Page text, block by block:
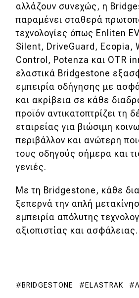
αλλάζουν συνεχώς, η
παραμένει σταθερά
τεχνολογίες όπως Enliten
Silent, DriveGuard, Ecopia,
Control, Potenza και OTR
ελαστικά Bridgestone
εμπειρία οδήγησης με
και ακρίβεια σε κάθε
προϊόν αντικατοπτρίζει τη
εταιρείας για βιώσιμη
περιβάλλον και ανώτερη
τους οδηγούς σήμερα και
γενιές.
Με τη Bridgestone, κάθε
ξεπερνά την απλή
εμπειρία απόλυτης
αξιοπιστίας και ασφάλειας.
BRIDGESTONE ELASTRAK